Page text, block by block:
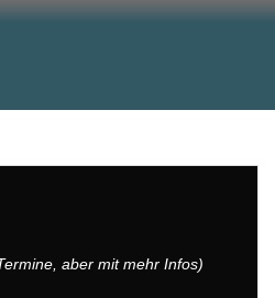
aber mit mehr Infos)